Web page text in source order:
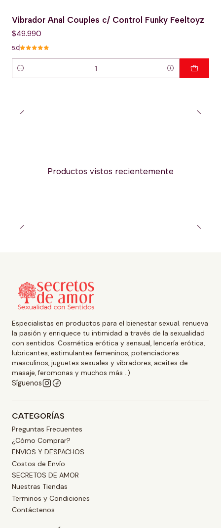
Vibrador Anal Couples c/ Control Funky Feeltoyz
$49.990
5.0
Cantidad
Productos vistos recientemente
Especialistas en productos para el bienestar sexual. renueva
la pasión y enriquece tu intimidad a través de la sexualidad
con sentidos. Cosmética erótica y sensual, lencería erótica,
lubricantes, estimulantes femeninos, potenciadores
masculinos, juguetes sexuales y vibradores, aceites de
masaje, feromonas y muchos más ..)
Síguenos
CATEGORÍAS
Preguntas Frecuentes
¿Cómo Comprar?
ENVIOS Y DESPACHOS
Costos de Envío
SECRETOS DE AMOR
Nuestras Tiendas
Terminos y Condiciones
Contáctenos